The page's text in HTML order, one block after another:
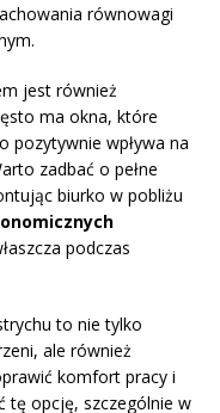
równowagi
jest również
ma okna, które
pozytywnie wpływa na
zadbać o pełne
biurko w pobliżu
podczas
to nie tylko
ale również
komfort pracy i
tę opcję, szczególnie w